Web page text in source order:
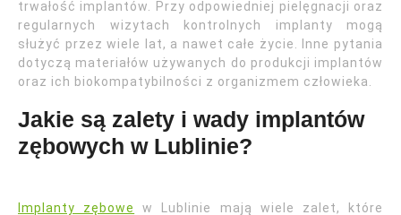
trwałość implantów. Przy odpowiedniej pielęgnacji oraz
regularnych wizytach kontrolnych implanty mogą
służyć przez wiele lat, a nawet całe życie. Inne pytania
dotyczą materiałów używanych do produkcji implantów
oraz ich biokompatybilności z organizmem człowieka.
Jakie są zalety i wady implantów
zębowych w Lublinie?
Implanty zębowe
w Lublinie mają wiele zalet, które